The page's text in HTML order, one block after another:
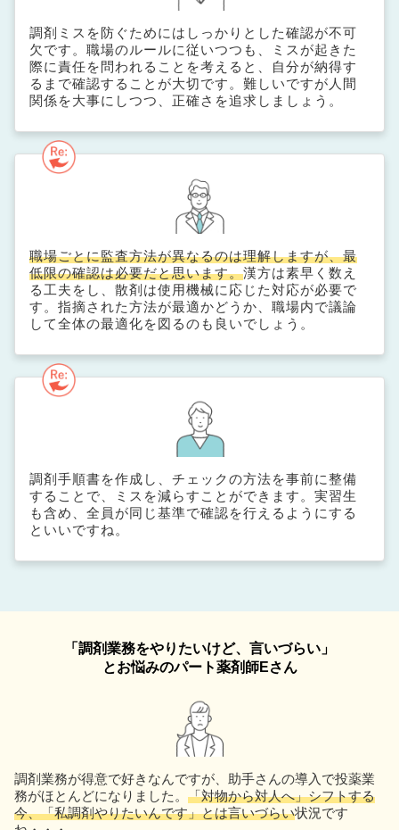
調剤ミスを防ぐためにはしっかりとした確認が不可
欠です。職場のルールに従いつつも、ミスが起きた
際に責任を問われることを考えると、自分が納得す
るまで確認することが大切です。難しいですが人間
関係を大事にしつつ、正確さを追求しましょう。
職場ごとに監査方法が異なるのは理解しますが、最
低限の確認は必要だと思います。漢方は素早く数え
る工夫をし、散剤は使用機械に応じた対応が必要で
す。指摘された方法が最適かどうか、職場内で議論
して全体の最適化を図るのも良いでしょう。
調剤手順書を作成し、チェックの方法を事前に整備
することで、ミスを減らすことができます。実習生
も含め、全員が同じ基準で確認を行えるようにする
といいですね。
「調剤業務をやりたいけど、言いづらい」
とお悩みのパート薬剤師Eさん
調剤業務が得意で好きなんですが、助手さんの導入で投薬業
務がほとんどになりました。 「対物から対人へ」シフトする
今、「私調剤やりたいんです」とは言いづらい状況です